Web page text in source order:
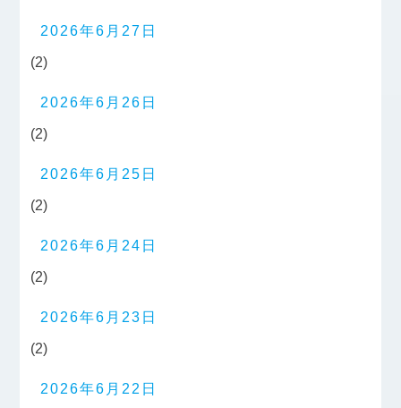
2026年6月27日
(2)
2026年6月26日
(2)
2026年6月25日
(2)
2026年6月24日
(2)
2026年6月23日
(2)
2026年6月22日